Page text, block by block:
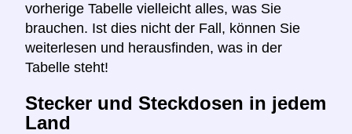
vorherige Tabelle vielleicht alles, was Sie
brauchen. Ist dies nicht der Fall, können Sie
weiterlesen und herausfinden, was in der
Tabelle steht!
Stecker und Steckdosen in jedem
Land